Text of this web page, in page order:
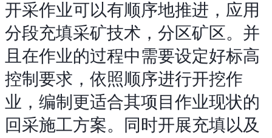
开采作业可以有顺序地推进，应用
分段充填采矿技术，分区矿区。并
且在作业的过程中需要设定好标高
控制要求，依照顺序进行开挖作
业，编制更适合其项目作业现状的
回采施工方案。同时开展充填以及